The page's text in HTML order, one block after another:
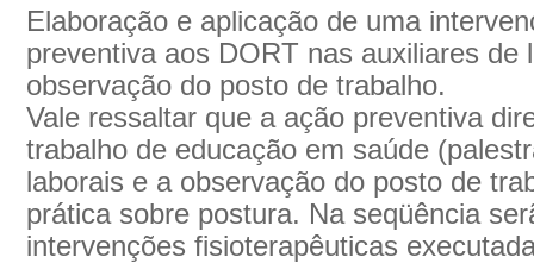
Elaboração e aplicação de uma
preventiva aos DORT nas auxiliares de
observação do posto de trabalho.
Vale ressaltar que a ação preventiva
trabalho de educação em saúde
laborais e a observação do posto de
prática sobre postura. Na seqüência
intervenções fisioterapêuticas